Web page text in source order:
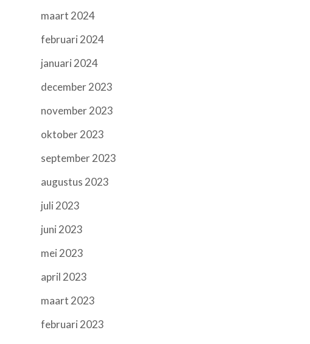
maart 2024
februari 2024
januari 2024
december 2023
november 2023
oktober 2023
september 2023
augustus 2023
juli 2023
juni 2023
mei 2023
april 2023
maart 2023
februari 2023